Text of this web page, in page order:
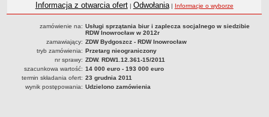
Struktura organizacyjna
Schemat organizacyjny
Inspektor Ochrony Danych
Zgłoszenia zewnętrzne
PRACA W ZDW
Ogłoszenia o pracę
Informacja z otwarcia ofert| Odwołania| Informacje o wyborze
zamówienie na: Usługi sprzątania biur i zaplecza socjalnego w siedzibie
RDW Inowrocław w 2012r
zamawiający: ZDW Bydgoszcz - RDW Inowrocław
tryb zamówienia: Przetarg nieograniczony
nr sprawy: ZDW. RDW1.12.361-15/2011
szacunkowa wartość: 14 000 euro - 193 000 euro
termin składania ofert: 23 grudnia 2011
wynik postępowania: Udzielono zamówienia